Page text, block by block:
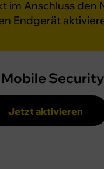
im Anschluss den
Endgerät
Jetzt aktivieren